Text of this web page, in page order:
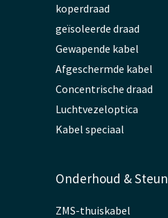
koperdraad
geïsoleerde draad
Gewapende kabel
Afgeschermde kabel
Concentrische draad
Luchtvezeloptica
Kabel speciaal
Onderhoud & Steun
ZMS-thuiskabel